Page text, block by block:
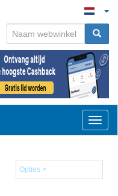
Toggle
Opties >